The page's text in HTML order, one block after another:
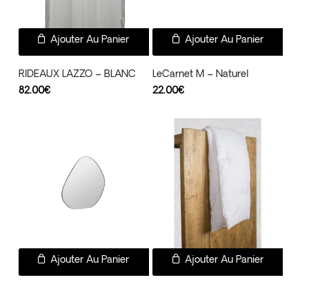
Ajouter Au Panier
RIDEAUX LAZZO – BLANC
82.00€
Ajouter Au Panier
LeCarnet M – Naturel
22.00€
Ajouter Au Panier Ajouter Au Panier